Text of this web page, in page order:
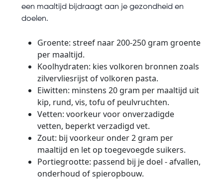
een maaltijd bijdraagt aan je gezondheid en
doelen.
Groente: streef naar 200-250 gram groente
per maaltijd.
Koolhydraten: kies volkoren bronnen zoals
zilvervliesrijst of volkoren pasta.
Eiwitten: minstens 20 gram per maaltijd uit
kip, rund, vis, tofu of peulvruchten.
Vetten: voorkeur voor onverzadigde
vetten, beperkt verzadigd vet.
Zout: bij voorkeur onder 2 gram per
maaltijd en let op toegevoegde suikers.
Portiegrootte: passend bij je doel - afvallen,
onderhoud of spieropbouw.